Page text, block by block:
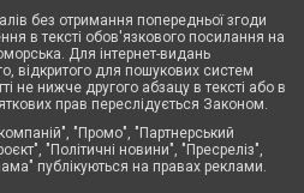
без отримання попередньої згоди
в тексті обов'язкового посилання на
Для інтернет-видань
відкритого для пошукових систем
не нижче другого абзацу в тексті або в
прав переслідується Законом.
"Промо", "Партнерський
"Політичні новини", "Пресреліз",
публікуються на правах реклами.